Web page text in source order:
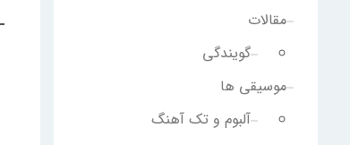
مقالات
گویندگی
موسیقی ها
آلبوم و تک آهنگ